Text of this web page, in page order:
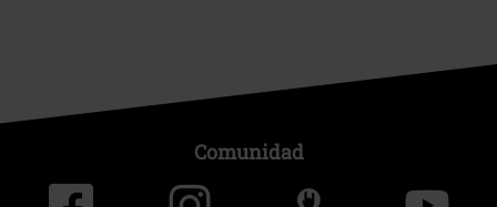
Comunidad